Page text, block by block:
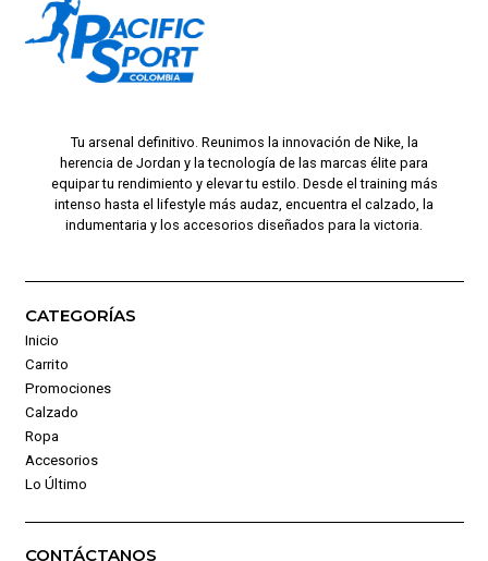
Tu arsenal definitivo. Reunimos la innovación de Nike, la
herencia de Jordan y la tecnología de las marcas élite para
equipar tu rendimiento y elevar tu estilo. Desde el training más
intenso hasta el lifestyle más audaz, encuentra el calzado, la
indumentaria y los accesorios diseñados para la victoria.
CATEGORÍAS
Inicio
Carrito
Promociones
Calzado
Ropa
Accesorios
Lo Último
CONTÁCTANOS